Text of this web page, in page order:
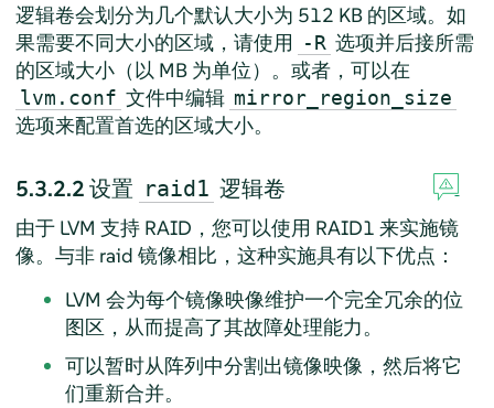
逻辑卷会划分为几个默认大小为 512 KB 的区域。如
果需要不同大小的区域，请使用
-R 选项并后接所需
的区域大小（以 MB 为单位）。或者，可以在
lvm.conf 文件中编辑 mirror_region_size
选项来配置首选的区域大小。
5.3.2.2设置 raid1 逻辑卷
由于 LVM 支持 RAID，您可以使用 RAID1 来实施镜
像。与非 raid 镜像相比，这种实施具有以下优点：
LVM 会为每个镜像映像维护一个完全冗余的位
图区，从而提高了其故障处理能力。
可以暂时从阵列中分割出镜像映像，然后将它
们重新合并。